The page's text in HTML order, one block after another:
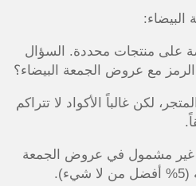
البيضاء:
على منتجات محددة. السؤال
مع عروض الجمعة البيضاء؟
لكن غالباً الأكواد لا تتراكم
غير مشمول في عروض الجمعة